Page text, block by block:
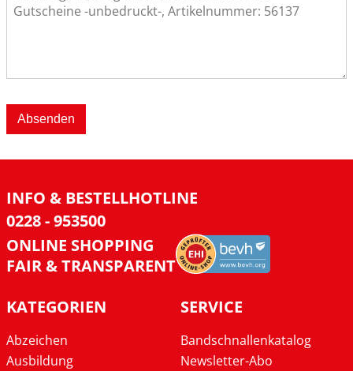
Absenden
INFO & BESTELLHOTLINE
0228 - 953500
ONLINE SHOPPING
FAIR & TRANSPARENT
KATEGORIEN
Abzeichen
Ausbildung
SERVICE
Bandschnallenkatalog
Newsletter-Abo